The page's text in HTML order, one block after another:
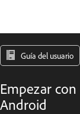
Guía del usuario
Empezar
Android